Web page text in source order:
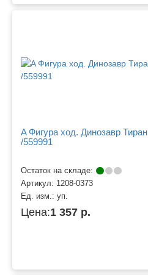
A Фигура ход. Динозавр
/559991
Остаток на складе:
Артикул: 1208-0373
Ед. изм.: уп.
Цена:1 357 р.